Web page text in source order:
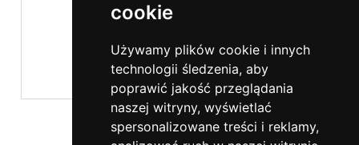
cookie
Używamy plików cookie i innych
technologii śledzenia, aby
poprawić jakość przeglądania
naszej witryny, wyświetlać
spersonalizowane treści i reklamy,
64,00 zł
Pomoc